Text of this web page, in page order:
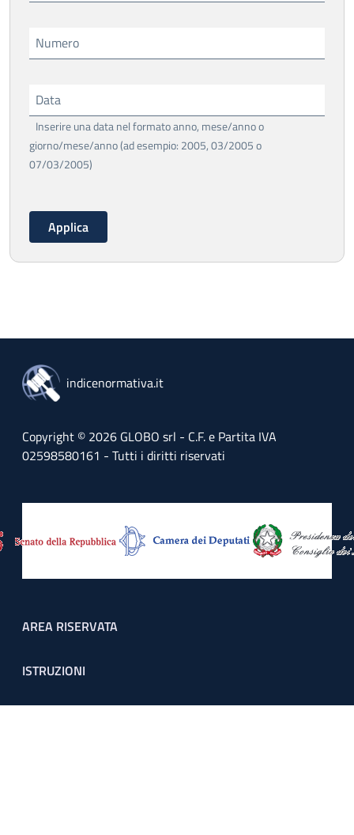
Numero
Data
Inserire una data nel formato anno, mese/anno o
giorno/mese/anno (ad esempio: 2005, 03/2005 o
07/03/2005)
indicenormativa.it
Copyright © 2026 GLOBO srl - C.F. e Partita IVA
02598580161 - Tutti i diritti riservati
Footer menu
AREA RISERVATA
ISTRUZIONI